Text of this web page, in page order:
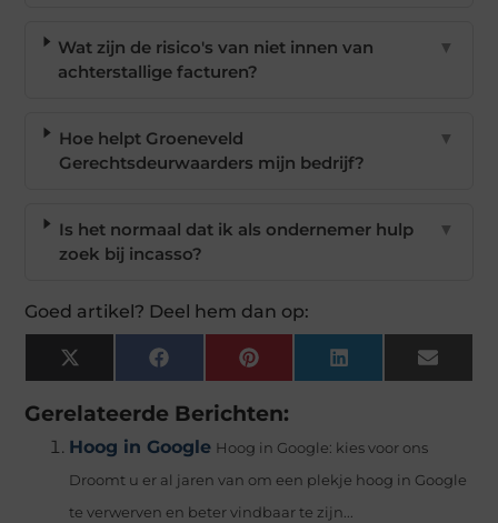
Wat zijn de risico's van niet innen van
achterstallige facturen?
▼
Hoe helpt Groeneveld
Gerechtsdeurwaarders mijn bedrijf?
▼
Is het normaal dat ik als ondernemer hulp
zoek bij incasso?
▼
Goed artikel? Deel hem dan op:
X
(Twitter)
FacebookPinterest LinkedIn Email
Gerelateerde Berichten:
Hoog in Google Hoog in Google: kies voor ons
Droomt u er al jaren van om een plekje hoog in Google
te verwerven en beter vindbaar te zijn...